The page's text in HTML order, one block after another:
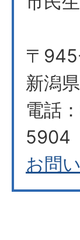
〒
新潟
電話
5904
お問